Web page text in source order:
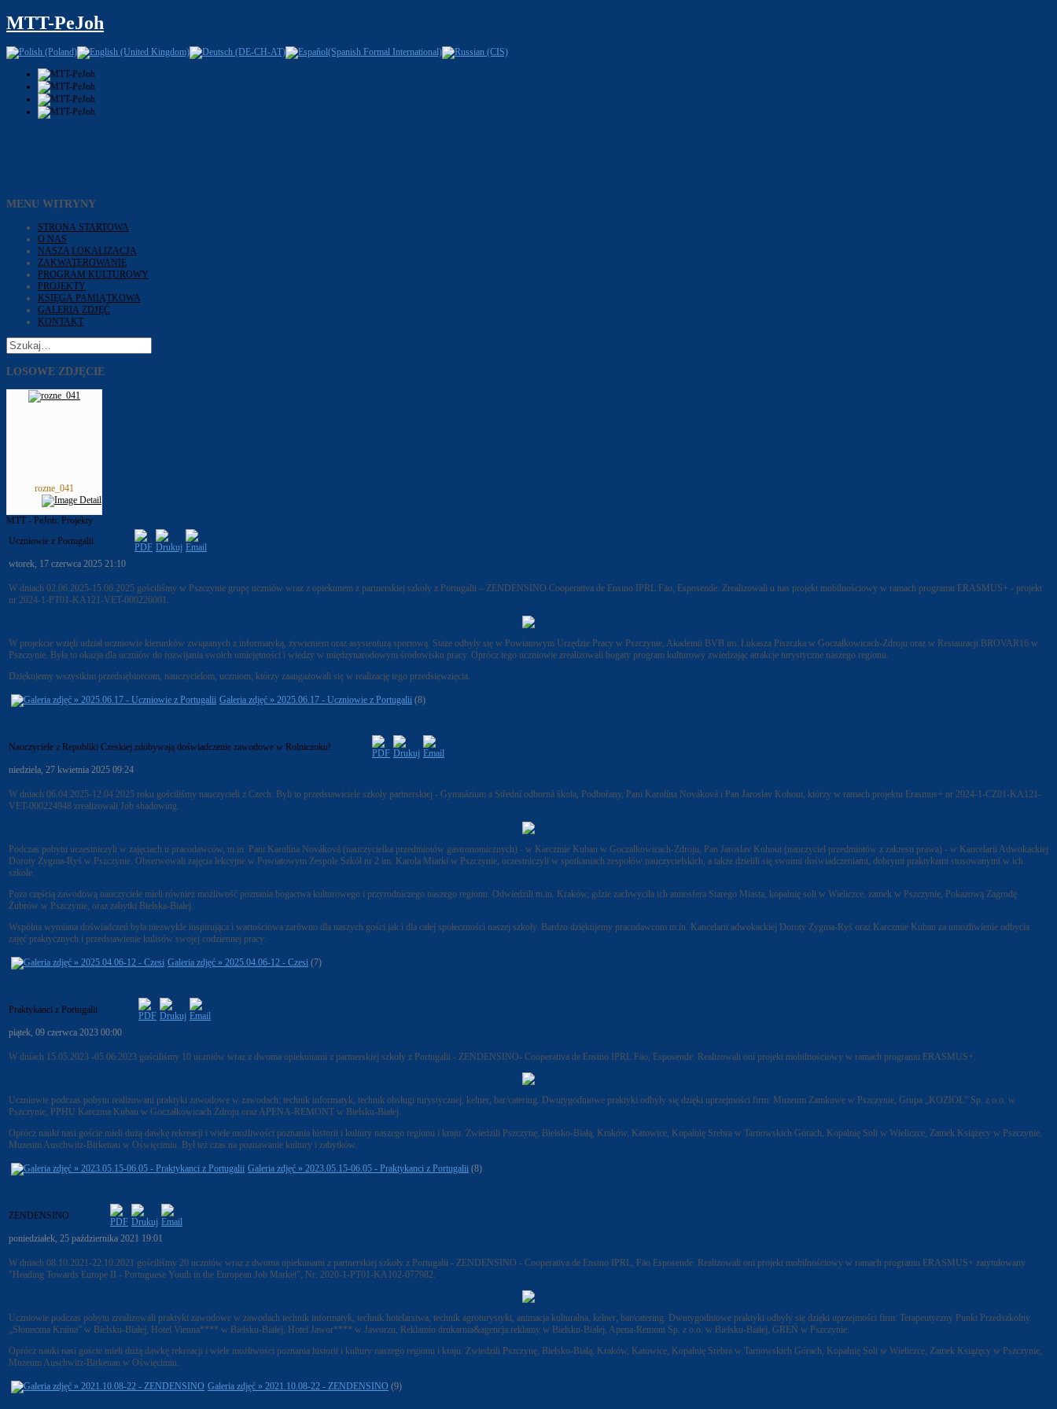
MTT-PeJoh
MENU WITRYNY
STRONA STARTOWA
O NAS
NASZA LOKALIZACJA
ZAKWATEROWANIE
PROGRAM KULTUROWY
PROJEKTY
KSIĘGA PAMIĄTKOWA
GALERIA ZDJĘĆ
KONTAKT
LOSOWE ZDJĘCIE
rozne_041
MTT - PeJoh: Projekty
Uczniowie z Portugalii
wtorek, 17 czerwca 2025 21:10
W dniach 02.06.2025-15.06.2025 gościliśmy w Pszczynie grupę uczniów wraz z opiekunem z partnerskiej szkoły z Portugalii – ZENDENSINO Cooperativa de Ensino IPRL Fäo, Esposende. Zrealizowali u nas projekt mobilnościowy w ramach programu ERASMUS+ - projekt
nr 2024-1-PT01-KA121-VET-000226001.
W projekcie wzięli udział uczniowie kierunków związanych z informatyką, żywieniem oraz asystenturą sportową. Staże odbyły się w Powiatowym Urzędzie Pracy w Pszczynie, Akademii BVB im. Łukasza Piszczka w Goczałkowicach-Zdroju oraz w Restauracji BROVAR16 w
Pszczynie. Była to okazja dla uczniów do rozwijania swoich umiejętności i wiedzy w międzynarodowym środowisku pracy. Oprócz tego uczniowie zrealizowali bogaty program kulturowy zwiedzając atrakcje turystyczne naszego regionu.
Dziękujemy wszystkim przedsiębiorcom, nauczycielom, uczniom, którzy zaangażowali się w realizację tego przedsięwzięcia.
Galeria zdjęć » 2025.06.17 - Uczniowie z Portugalii (8)
Nauczyciele z Republiki Czeskiej zdobywają doświadczenie zawodowe w Rolniczoku!
niedziela, 27 kwietnia 2025 09:24
W dniach 06.04.2025-12.04.2025 roku gościliśmy nauczycieli z Czech. Byli to przedstawiciele szkoły partnerskiej - Gymnázium a Střední odborná škola, Podbořany, Pani Karolína Nováková i Pan Jaroslav Kohout, którzy w ramach projektu Erasmus+ nr 2024-1-CZ01-KA121-
VET-000224948 zrealizowali Job shadowing.
Podczas pobytu uczestniczyli w zajęciach u pracodawców, m.in. Pani Karolína Nováková (nauczycielka przedmiotów gastronomicznych) - w Karczmie Kuban w Goczałkowicach-Zdroju, Pan Jaroslav Kohout (nauczyciel przedmiotów z zakresu prawa) - w Kancelarii Adwokackiej
Doroty Zygma-Ryś w Pszczynie. Obserwowali zajęcia lekcyjne w Powiatowym Zespole Szkół nr 2 im. Karola Miarki w Pszczynie, uczestniczyli w spotkaniach zespołów nauczycielskich, a także dzielili się swoimi doświadczeniami, dobrymi praktykami stosowanymi w ich
szkole.
Poza częścią zawodową nauczyciele mieli również możliwość poznania bogactwa kulturowego i przyrodniczego naszego regionu. Odwiedzili m.in. Kraków, gdzie zachwyciła ich atmosfera Starego Miasta, kopalnię soli w Wieliczce, zamek w Pszczynie, Pokazową Zagrodę
Żubrów w Pszczynie, oraz zabytki Bielska-Białej.
Wspólna wymiana doświadczeń była niezwykle inspirująca i wartościowa zarówno dla naszych gości jak i dla całej społeczności naszej szkoły. Bardzo dziękujemy pracodawcom m.in. Kancelarii adwokackiej Doroty Zygma-Ryś oraz Karczmie Kuban za umożliwienie odbycia
zajęć praktycznych i przedstawienie kulisów swojej codziennej pracy.
Galeria zdjęć » 2025.04.06-12 - Czesi (7)
Praktykanci z Portugalii
piątek, 09 czerwca 2023 00:00
W dniach 15.05.2023 -05.06.2023 gościliśmy 10 uczniów wraz z dwoma opiekunami z partnerskiej szkoły z Portugalii - ZENDENSINO- Cooperativa de Ensino IPRL Fäo, Esposende. Realizowali oni projekt mobilnościowy w ramach programu ERASMUS+.
Uczniowie podczas pobytu realizowani praktyki zawodowe w zawodach: technik informatyk, technik obsługi turystycznej, kelner, bar/catering. Dwutygodniowe praktyki odbyły się dzięki uprzejmości firm: Muzeum Zamkowe w Pszczynie, Grupa „KOZIOŁ” Sp. z o.o. w
Pszczynie, PPHU Karczma Kuban w Goczałkowicach Zdroju oraz APENA-REMONT w Bielsku-Białej.
Oprócz nauki nasi goście mieli dużą dawkę rekreacji i wiele możliwości poznania historii i kultury naszego regionu i kraju. Zwiedzili Pszczynę, Bielsko-Białą, Kraków, Katowice, Kopalnię Srebra w Tarnowskich Górach, Kopalnię Soli w Wieliczce, Zamek Książęcy w Pszczynie,
Muzeum Auschwitz-Birkenau w Oświęcimiu. Był też czas na poznawanie kultury i zabytków.
Galeria zdjęć » 2023.05.15-06.05 - Praktykanci z Portugalii (8)
ZENDENSINO
poniedziałek, 25 października 2021 19:01
W dniach 08.10.2021-22.10.2021 gościliśmy 20 uczniów wraz z dwoma opiekunami z partnerskiej szkoły z Portugalii - ZENDENSINO - Cooperativa de Ensino IPRL, Fäo Esposende. Realizowali oni projekt mobilnościowy w ramach programu ERASMUS+ zatytułowany
"Heading Towards Europe II - Portuguese Youth in the European Job Market", Nr: 2020-1-PT01-KA102-077982.
Uczniowie podczas pobytu zrealizowali praktyki zawodowe w zawodach technik informatyk, technik hotelarstwa, technik agroturystyki, animacja kulturalna, kelner, bar/catering. Dwutygodniowe praktyki odbyły się dzięki uprzejmości firm: Terapeutyczny Punkt Przedszkolny
„Słoneczna Kraina” w Bielsku-Białej, Hotel Vienna**** w Bielsku-Białej, Hotel Jawor**** w Jaworzu, Reklamio drukarnia&agencja reklamy w Bielsku-Białej, Apena-Remont Sp. z o.o. w Bielsku-Białej, GREŃ w Pszczynie.
Oprócz nauki nasi goście mieli dużą dawkę rekreacji i wiele możliwości poznania historii i kultury naszego regionu i kraju. Zwiedzili Pszczynę, Bielsko-Białą, Kraków, Katowice, Kopalnię Srebra w Tarnowskich Górach, Kopalnię Soli w Wieliczce, Zamek Książęcy w Pszczynie,
Muzeum Auschwitz-Birkenau w Oświęcimiu.
Galeria zdjęć » 2021.10.08-22 - ZENDENSINO (9)